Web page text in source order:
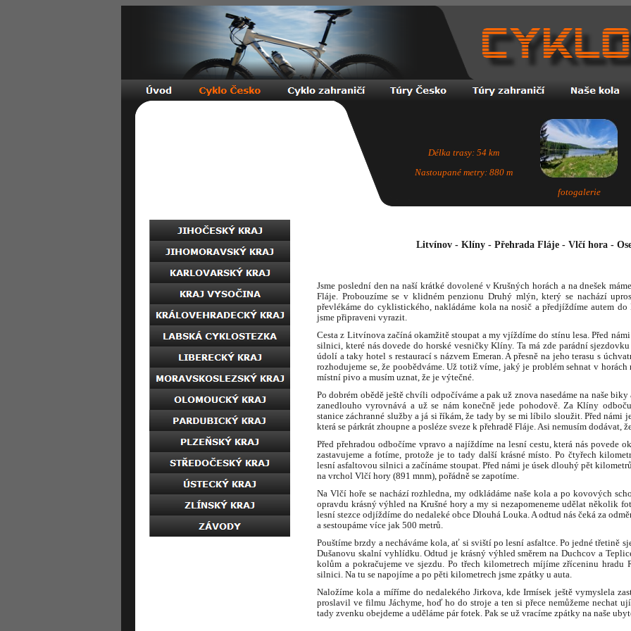
Litvínov - Klíny - Přehrada Fláje - Vlčí hora -
Jsme poslední den na naší krátké dovolené v Krušných horách a na dnešek
Fláje. Probouzíme se v klidném penzionu Druhý mlýn, který se nachází
převlékáme do cyklistického, nakládáme kola na nosič a předjíždíme autem
jsme připraveni vyrazit.
Cesta z Litvínova začíná okamžitě stoupat a my vjíždíme do stínu lesa. Před
silnici, které nás dovede do horské vesničky Klíny. Ta má zde parádní
údolí a taky hotel s restaurací s názvem Emeran. A přesně na jeho terasu s
rozhodujeme se, že poobědváme. Už totiž víme, jaký je problém sehnat v
místní pivo a musím uznat, že je výtečné.
Po dobrém obědě ještě chvíli odpočíváme a pak už znova nasedáme na naše
zanedlouho vyrovnává a už se nám konečně jede pohodově. Za Klíny
stanice záchranné služby a já si říkám, že tady by se mi líbilo sloužit. Před námi
která se párkrát zhoupne a posléze sveze k přehradě Fláje. Asi nemusím dodávat,
Před přehradou odbočíme vpravo a najíždíme na lesní cestu, která nás povede
zastavujeme a fotíme, protože je to tady další krásné místo. Po čtyřech
lesní asfaltovou silnici a začínáme stoupat. Před námi je úsek dlouhý pět
na vrchol Vlčí hory (891 mnm), pořádně se zapotíme.
Na Vlčí hoře se nachází rozhledna, my odkládáme naše kola a po kovových
opravdu krásný výhled na Krušné hory a my si nezapomeneme udělat několik
lesní stezce odjíždíme do nedaleké obce Dlouhá Louka. A odtud nás čeká za
a sestoupáme více jak 500 metrů.
Pouštíme brzdy a necháváme kola, ať si sviští po lesní asfaltce. Po jedné třetině
Dušanovu skalní vyhlídku. Odtud je krásný výhled směrem na Duchcov a
kolům a pokračujeme ve sjezdu. Po třech kilometrech míjíme zříceninu
silnici. Na tu se napojíme a po pěti kilometrech jsme zpátky u auta.
Naložíme kola a míříme do nedalekého Jirkova, kde Irmísek ještě vymyslela
proslavil ve filmu Jáchyme, hoď ho do stroje a ten si přece nemůžeme nechat
tady zvenku obejdeme a uděláme pár fotek. Pak se už vracíme zpátky na naše
Délka trasy: 54 km
Nastoupané metry: 880 m
fotogalerie